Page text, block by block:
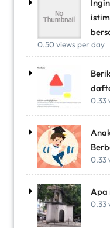
0.50 views per day
0.33
0.33
Apa
0.33